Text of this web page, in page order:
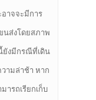
อาจจะมีการ
นส่งโดยสภาพ
ยังมีกรณีที่เดิน
ามล่าช้า หาก
ารถเรียกเก็บ